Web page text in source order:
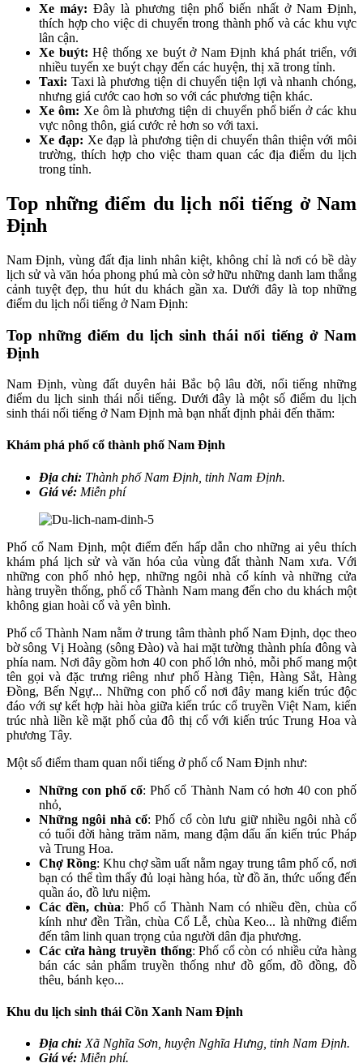
Xe máy: Đây là phương tiện phổ biến nhất ở Nam Định,
thích hợp cho việc di chuyển trong thành phố và các khu vực
lân cận.
Xe buýt: Hệ thống xe buýt ở Nam Định khá phát triển, với
nhiều tuyến xe buýt chạy đến các huyện, thị xã trong tỉnh.
Taxi: Taxi là phương tiện di chuyển tiện lợi và nhanh chóng,
nhưng giá cước cao hơn so với các phương tiện khác.
Xe ôm: Xe ôm là phương tiện di chuyển phổ biến ở các khu
vực nông thôn, giá cước rẻ hơn so với taxi.
Xe đạp: Xe đạp là phương tiện di chuyển thân thiện với môi
trường, thích hợp cho việc tham quan các địa điểm du lịch
trong tỉnh.
Top những điểm du lịch nổi tiếng ở Nam
Định
Nam Định, vùng đất địa linh nhân kiệt, không chỉ là nơi có bề dày
lịch sử và văn hóa phong phú mà còn sở hữu những danh lam thắng
cảnh tuyệt đẹp, thu hút du khách gần xa. Dưới đây là top những
điểm du lịch nổi tiếng ở Nam Định:
Top những điểm du lịch sinh thái nổi tiếng ở Nam
Định
Nam Định, vùng đất duyên hải Bắc bộ lâu đời, nổi tiếng những
điểm du lịch sinh thái nổi tiếng. Dưới đây là một số điểm du lịch
sinh thái nổi tiếng ở Nam Định mà bạn nhất định phải đến thăm:
Khám phá phố cổ thành phố Nam Định
Địa chỉ: Thành phố Nam Định, tỉnh Nam Định.
Giá vé: Miễn phí
Phố cổ Nam Định, một điểm đến hấp dẫn cho những ai yêu thích
khám phá lịch sử và văn hóa của vùng đất thành Nam xưa. Với
những con phố nhỏ hẹp, những ngôi nhà cổ kính và những cửa
hàng truyền thống, phố cổ Thành Nam mang đến cho du khách một
không gian hoài cổ và yên bình.
Phố cổ Thành Nam nằm ở trung tâm thành phố Nam Định, dọc theo
bờ sông Vị Hoàng (sông Đào) và hai mặt tường thành phía đông và
phía nam. Nơi đây gồm hơn 40 con phố lớn nhỏ, mỗi phố mang một
tên gọi và đặc trưng riêng như phố Hàng Tiện, Hàng Sắt, Hàng
Đồng, Bến Ngự... Những con phố cổ nơi đây mang kiến trúc độc
đáo với sự kết hợp hài hòa giữa kiến trúc cổ truyền Việt Nam, kiến
trúc nhà liền kề mặt phố của đô thị cổ với kiến trúc Trung Hoa và
phương Tây.
Một số điểm tham quan nổi tiếng ở phố cổ Nam Định như:
Những con phố cổ: Phố cổ Thành Nam có hơn 40 con phố
nhỏ,
Những ngôi nhà cổ: Phố cổ còn lưu giữ nhiều ngôi nhà cổ
có tuổi đời hàng trăm năm, mang đậm dấu ấn kiến trúc Pháp
và Trung Hoa.
Chợ Rồng: Khu chợ sầm uất nằm ngay trung tâm phố cổ, nơi
bạn có thể tìm thấy đủ loại hàng hóa, từ đồ ăn, thức uống đến
quần áo, đồ lưu niệm.
Các đền, chùa: Phố cổ Thành Nam có nhiều đền, chùa cổ
kính như đền Trần, chùa Cổ Lễ, chùa Keo... là những điểm
đến tâm linh quan trọng của người dân địa phương.
Các cửa hàng truyền thống: Phố cổ còn có nhiều cửa hàng
bán các sản phẩm truyền thống như đồ gốm, đồ đồng, đồ
thêu, bánh kẹo...
Khu du lịch sinh thái Cồn Xanh Nam Định
Địa chỉ: Xã Nghĩa Sơn, huyện Nghĩa Hưng, tỉnh Nam Định.
Giá vé: Miễn phí.